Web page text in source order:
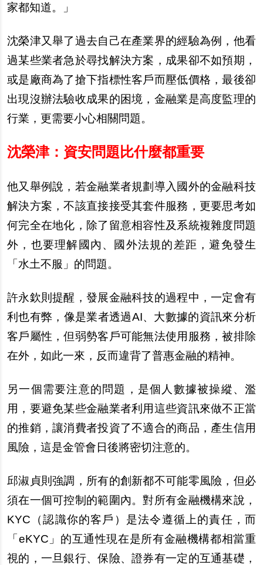
家都知道。」
沈榮津又舉了過去自己在產業界的經驗為例，他看
過某些業者急於尋找解決方案，成果卻不如預期，
或是廠商為了搶下指標性客戶而壓低價格，最後卻
出現沒辦法驗收成果的困境，金融業是高度監理的
行業，更需要小心相關問題。
沈榮津：資安問題比什麼都重要
他又舉例說 ，若金融業者規劃導入國外的金融科技
解決方案，不該直接接受其套件服務，更要思考如
何完全在地化，除了留意相容性及系統複雜度問題
外，也要理解國內 、國外法規的差距，避免發生
「水土不服」的問題。
許永欽則提醒，發展金融科技的過程中，一定會有
利也有弊，像是業者透過AI、大數據的資訊來分析
客戶屬性，但弱勢客 戶可能無法使用服務，被排除
在外，如此一來，反而違背了普惠金融的精神。
另一個需要注意的問題，是個人數據被操縱、濫
用，要避免某些金融業者利用這些資訊來做不正當
的推銷，讓消費者投資了不適合的商品， 產生信用
風險，這是金管會日後將密切注意的。
邱淑貞則強調，所有的創新都不可能零風險，但必
須在一個可控制的範圍內。對所有金融機構來說 ，
KYC（認識你的客 戶 ）是法令遵循上的責任，而
「eKYC」的互通性現在是所有金融機構都相當重
視的，一旦銀行、保險、證券有一定的互通基礎，